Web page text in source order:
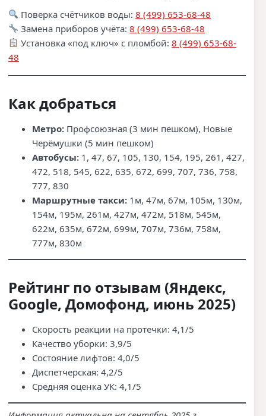
Поверка счётчиков воды:8 (499) 653-68-48
Замена приборов учёта:8 (499) 653-68-48
Установка «под ключ» с пломбой:8 (499) 653-68-
48
Как добраться
Метро: Профсоюзная (3 мин пешком), Новые
Черёмушки (5 мин пешком)
Автобусы: 1, 47, 67, 105, 130, 154, 195, 261, 427,
472, 518, 545, 622, 635, 672, 699, 707, 736, 758,
777, 830
Маршрутные такси: 1м, 47м, 67м, 105м, 130м,
154м, 195м, 261м, 427м, 472м, 518м, 545м,
622м, 635м, 672м, 699м, 707м, 736м, 758м,
777м, 830м
Рейтинг по отзывам (Яндекс,
Google, Домофонд, июнь 2025)
Скорость реакции на протечки: 4,1/5
Качество уборки: 3,9/5
Состояние лифтов: 4,0/5
Диспетчерская: 4,2/5
Средняя оценка УК: 4,1/5